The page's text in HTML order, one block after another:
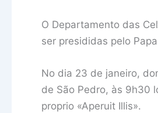
O Departamento das
ser presididas pelo
No dia 23 de janeiro,
de São Pedro, às 9h30
proprio «Aperuit Illis».